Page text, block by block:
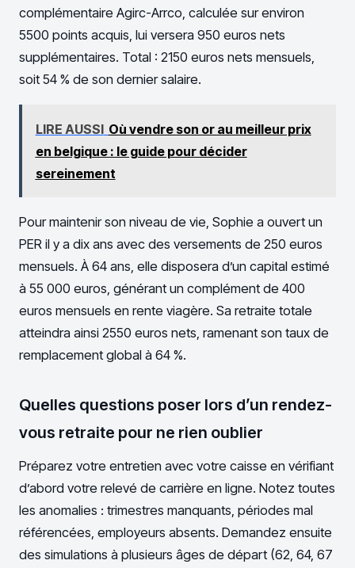
complémentaire Agirc-Arrco, calculée sur environ
5500 points acquis, lui versera 950 euros nets
supplémentaires. Total : 2150 euros nets mensuels,
soit 54 % de son dernier salaire.
LIRE AUSSI Où vendre son or au meilleur prix
en belgique : le guide pour décider
sereinement
Pour maintenir son niveau de vie, Sophie a ouvert un
PER il y a dix ans avec des versements de 250 euros
mensuels. À 64 ans, elle disposera d’un capital estimé
à 55 000 euros, générant un complément de 400
euros mensuels en rente viagère. Sa retraite totale
atteindra ainsi 2550 euros nets, ramenant son taux de
remplacement global à 64 %.
Quelles questions poser lors d’un rendez-
vous retraite pour ne rien oublier
Préparez votre entretien avec votre caisse en vérifiant
d’abord votre relevé de carrière en ligne. Notez toutes
les anomalies : trimestres manquants, périodes mal
référencées, employeurs absents. Demandez ensuite
des simulations à plusieurs âges de départ (62, 64, 67